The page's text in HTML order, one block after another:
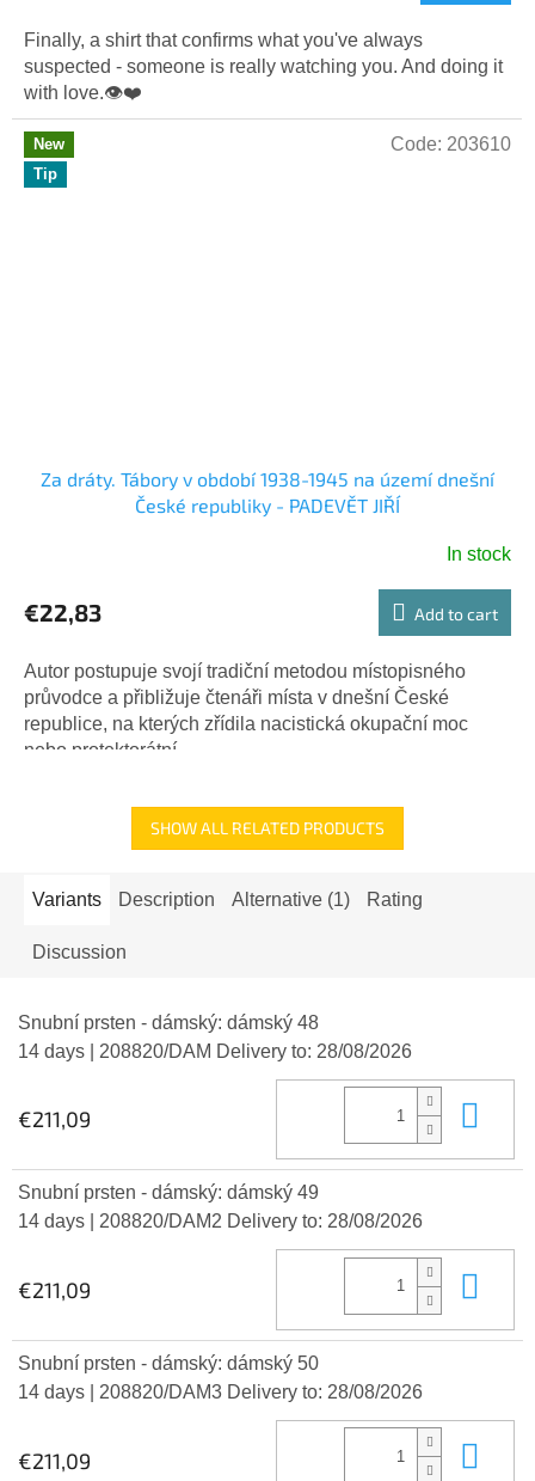
is
5,0
out
of
5
stars.
Finally, a shirt that confirms what you've always
suspected - someone is really watching you. And doing it
with love.👁️❤️
New
Tip
Za dráty. Tábory v období 1938-1945 na území dnešní
České republiky - PADEVĚT JIŘÍ
In stock
€22,83 Add to cart
Autor postupuje svojí tradiční metodou místopisného
průvodce a přibližuje čtenáři místa v dnešní České
republice, na kterých zřídila nacistická okupační moc
nebo protektorátní...
Code: 203610
SHOW ALL RELATED PRODUCTS
Variants Description Alternative (1) Rating
Discussion
Snubní prsten - dámský: dámský 48
14 days
| 208820/DAM Delivery to: 28/08/2026
€211,09
Snubní prsten - dámský: dámský 49
14 days
| 208820/DAM2 Delivery to: 28/08/2026
€211,09
Snubní prsten - dámský: dámský 50
14 days
| 208820/DAM3 Delivery to: 28/08/2026
€211,09